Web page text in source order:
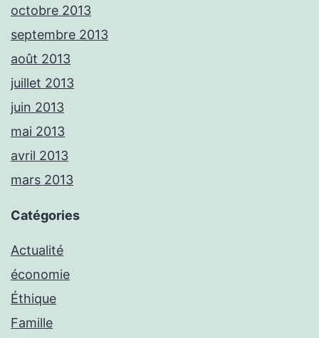
octobre 2013
septembre 2013
août 2013
juillet 2013
juin 2013
mai 2013
avril 2013
mars 2013
Catégories
Actualité
économie
Éthique
Famille